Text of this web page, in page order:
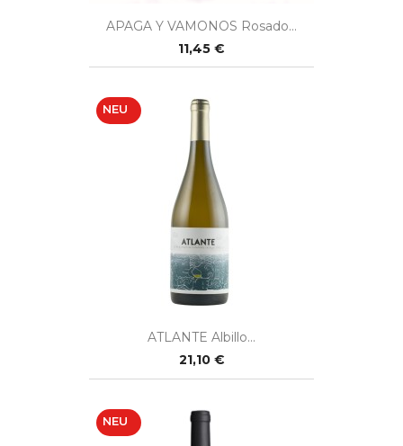
APAGA Y VAMONOS Rosado...
11,45 €
ATLANTE Albillo...
21,10 €
NEU
NEU